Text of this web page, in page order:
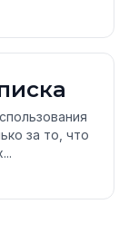
за то, что